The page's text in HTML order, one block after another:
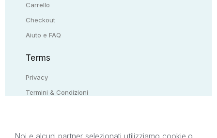
Carrello
Checkout
Aiuto e FAQ
Terms
Privacy
Termini & Condizioni
Noi e alcuni partner selezionati utilizziamo cookie o